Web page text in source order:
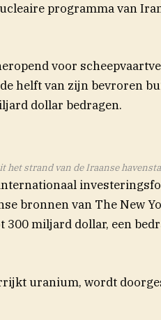
programma van
voor
helft van zijn bevroren
dollar bedragen.
het strand van de Iraanse
bronnen van The New
miljard dollar, een
uranium, wordt